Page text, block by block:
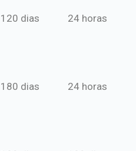
120 dias 24 horas
180 dias 24 horas